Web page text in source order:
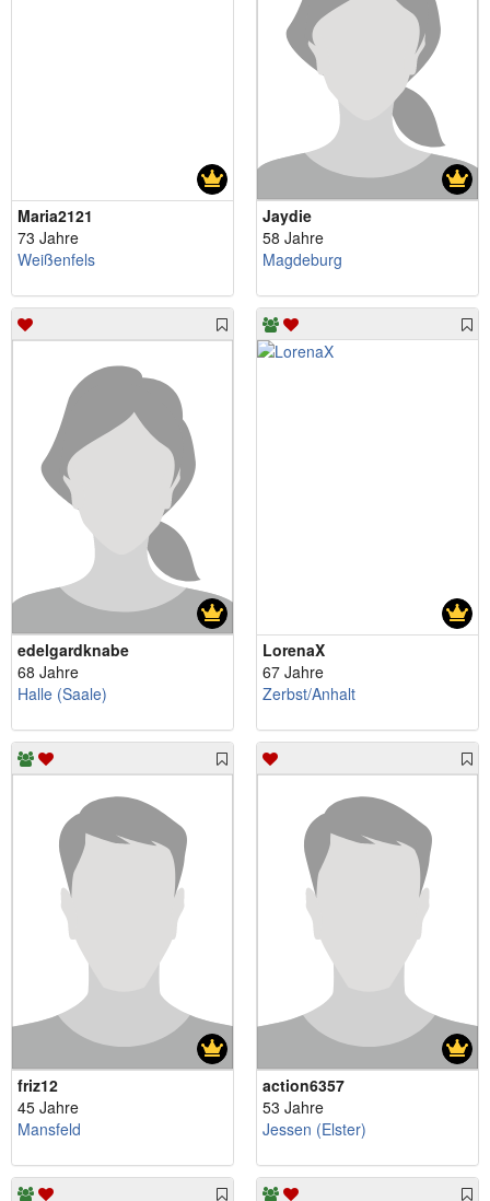
Maria2121
73 Jahre
Weißenfels
Jaydie
58 Jahre
Magdeburg
edelgardknabe
68 Jahre
Halle (Saale)
LorenaX
67 Jahre
Zerbst/Anhalt
friz12
45 Jahre
Mansfeld
action6357
53 Jahre
Jessen (Elster)